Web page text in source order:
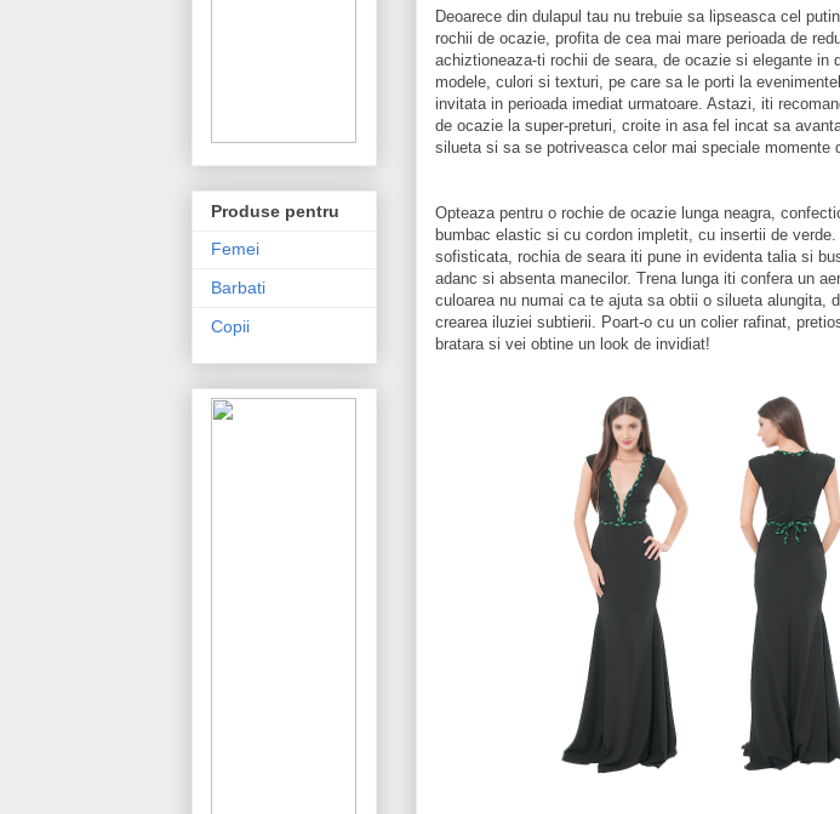
Deoarece din dulapul tau nu trebuie sa lipseasca cel
rochii de ocazie, profita de cea mai mare perioada de
achiztioneaza-ti rochii de seara, de ocazie si elegante in
modele, culori si texturi, pe care sa le porti la
invitata in perioada imediat urmatoare. Astazi, iti
de ocazie la super-preturi, croite in asa fel incat sa
silueta si sa se potriveasca celor mai speciale momente
Opteaza pentru o rochie de ocazie lunga neagra,
bumbac elastic si cu cordon impletit, cu insertii de
sofisticata, rochia de seara iti pune in evidenta talia si
adanc si absenta manecilor. Trena lunga iti confera un
culoarea nu numai ca te ajuta sa obtii o silueta alungita,
crearea iluziei subtierii. Poart-o cu un colier rafinat,
bratara si vei obtine un look de invidiat!
Produse pentru
Femei
Barbati
Copii